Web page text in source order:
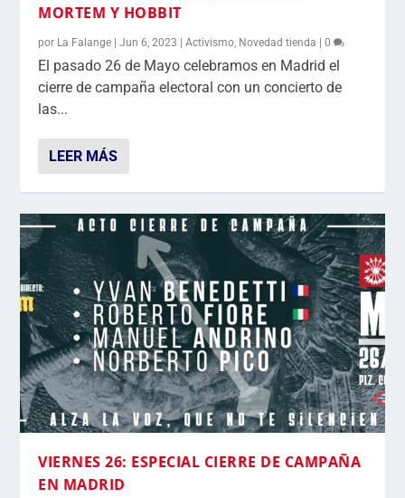
MORTEM Y HOBBIT
por La Falange |Jun 6, 2023 |Activismo Novedad tienda |0
El pasado 26 de Mayo celebramos en Madrid el
cierre de campaña electoral con un concierto de
las...
LEER MÁS
VIERNES 26: ESPECIAL CIERRE DE CAMPAÑA
EN MADRID